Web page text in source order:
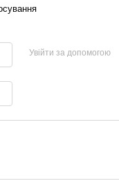
Увійти за допомогою